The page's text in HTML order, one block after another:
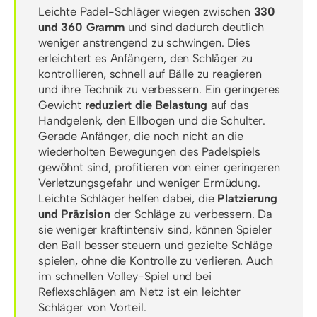
Leichte Padel-Schläger wiegen zwischen 330
und 360 Grammund sind dadurch deutlich
weniger anstrengend zu schwingen. Dies
erleichtert es Anfängern, den Schläger zu
kontrollieren, schnell auf Bälle zu reagieren
und ihre Technik zu verbessern. Ein geringeres
Gewicht reduziert die Belastung auf das
Handgelenk, den Ellbogen und die Schulter.
Gerade Anfänger, die noch nicht an die
wiederholten Bewegungen des Padelspiels
gewöhnt sind, profitieren von einer geringeren
Verletzungsgefahr und weniger Ermüdung.
Leichte Schläger helfen dabei, die Platzierung
und Präzisionder Schläge zu verbessern. Da
sie weniger kraftintensiv sind, können Spieler
den Ball besser steuern und gezielte Schläge
spielen, ohne die Kontrolle zu verlieren. Auch
im schnellen Volley-Spiel und bei
Reflexschlägen am Netz ist ein leichter
Schläger von Vorteil.